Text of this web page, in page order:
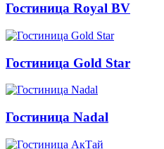
Гостиница Royal BV
Гостиница Gold Star
Гостиница Nadal